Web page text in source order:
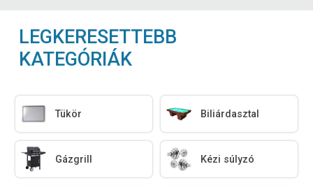
LEGKERESETTEBB
KATEGÓRIÁK
Tükör Biliárdasztal
Gázgrill Kézi súlyzó